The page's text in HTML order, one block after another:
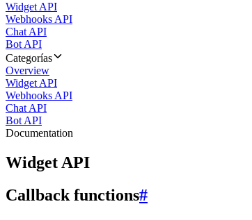
Widget API
Webhooks API
Chat API
Bot API
Categorías
Overview
Widget API
Webhooks API
Chat API
Bot API
Documentation
Widget API
Callback functions#